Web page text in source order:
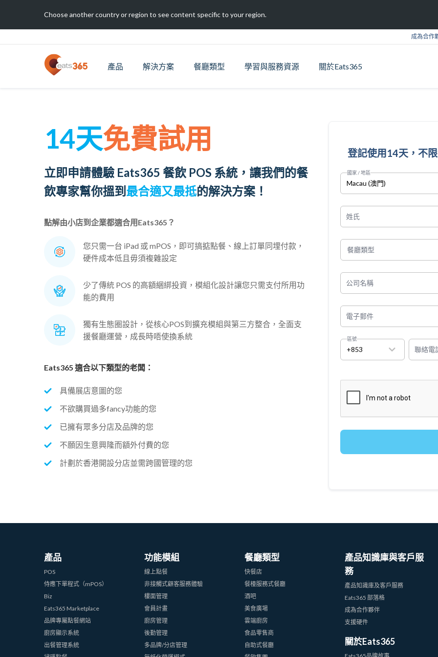
Choose another country or region to see content specific to your region.
成為合作
產品 解決方案 餐廳類型 學習與服務資源 關於Eats365
14天免費試用
立即申請體驗 Eats365 餐飲 POS 系統，讓我們的餐
飲專家幫你搵到 最合適又最抵的解決方案！
點解由小店到企業都適合用Eats365？
您只需一台 iPad 或 mPOS，即可搞掂點餐、線上訂單同埋付款，
硬件成本低且毋須複雜設定
少了傳統 POS 的高額綑綁投資，模組化設計讓您只需支付所用功
能的費用
獨有生態圈設計，從核心POS到擴充模組與第三方整合，全面支
援餐廳運營，成長時唔使換系統
Eats365 適合以下類型的老闆：
具備展店意圖的您
不欲購買過多fancy功能的您
已擁有眾多分店及品牌的您
不願因生意興隆而額外付費的您
計劃於香港開設分店並需跨國管理的您
登記使用14天，不
國家 / 地區
Macau (澳門)
姓氏
餐廳類型
公司名稱
電子郵件
區號
+853 聯絡電
產品
POS
侍應下單程式（mPOS）
Biz
Eats365 Marketplace
品牌專屬點餐網站
廚房顯示系統
出餐管理系統
功能模組
線上點餐
非接觸式顧客服務體驗
樓面管理
會員計畫
廚房管理
後勤管理
多品牌/分店管理
餐廳類型
快餐店
餐檯服務式餐廳
酒吧
美食廣場
雲端廚房
食品零售商
自助式餐廳
產品知識庫與客戶服
務
產品知識庫及客戶服務
Eats365 部落格
成為合作夥伴
支援硬件
關於Eats365